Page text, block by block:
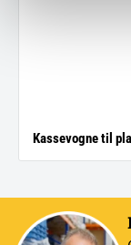
Kassevogne til